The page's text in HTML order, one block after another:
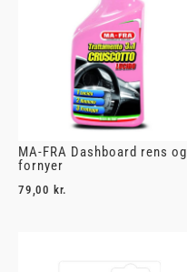
MA-FRA Dashboard rens og
fornyer
79,00 kr.